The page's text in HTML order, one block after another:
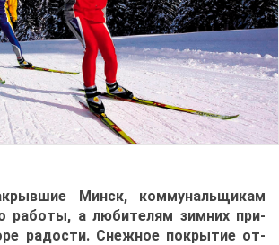
Минск, ком­му­наль­щи­кам
ра­бо­ты, а лю­би­те­лям зим­них при­
ра­до­сти. Снеж­ное по­кры­тие от­